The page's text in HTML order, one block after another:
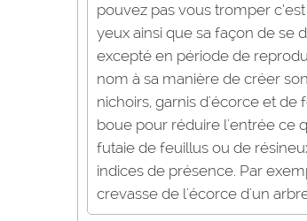
pouvez pas vous tromper
yeux ainsi que sa façon de se
excepté en période de
nom à sa manière de créer
nichoirs, garnis d'écorce et de
boue pour réduire l'entrée ce
futaie de feuillus ou de
indices de présence. Par
crevasse de l'écorce d'un